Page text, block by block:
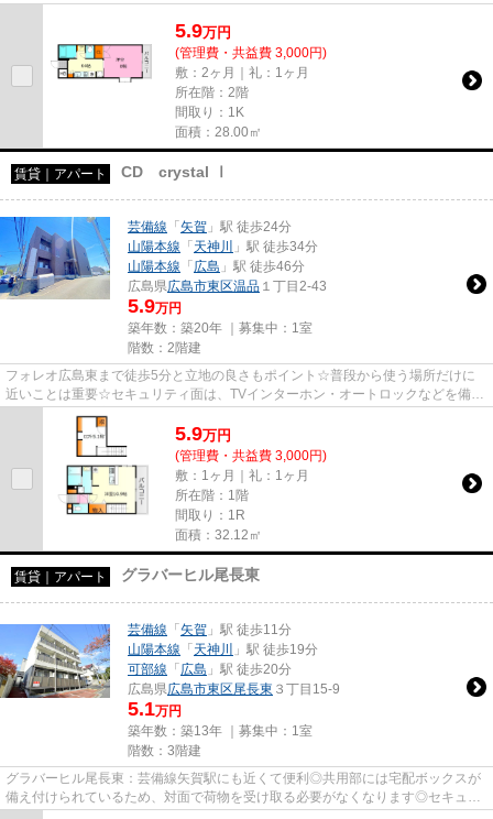
5.9万円
(管理費・共益費 3,000円)
敷：2ヶ月｜礼：1ヶ月
所在階：2階
間取り：1K
面積：28.00㎡
賃貸｜アパート CD crystal Ⅰ
芸備線 「 矢賀 」駅 徒歩24分
山陽本線 「 天神川
」駅 徒歩34分
山陽本線 「 広島 」駅 徒歩46分
広島県広島市東区温品 １丁目2-43
5.9万円
築年数：築20年 ｜募集中： 1室
階数：2階建
フォレオ広島東まで徒歩5分と立地の良さもポイント☆普段から使う場所だけに
近いことは重要☆セキュリティ面は、TVインターホン・オートロックなどを備え
付けているので安心して暮らせま...
5.9万円
(管理費・共益費 3,000円)
敷：1ヶ月｜礼：1ヶ月
所在階：1階
間取り：1R
面積：32.12㎡
賃貸｜アパート グラバーヒル尾長東
芸備線 「 矢賀 」駅 徒歩11分
山陽本線 「 天神川
」駅 徒歩19分
可部線 「 広島 」駅 徒歩20分
広島県広島市東区尾長東 ３丁目15-9
5.1万円
築年数：築13年 ｜募集中： 1室
階数：3階建
グラバーヒル尾長東：芸備線矢賀駅にも近くて便利◎共用部には宅配ボックスが
備え付けられているため、対面で荷物を受け取る必要がなくなります◎セキュリ